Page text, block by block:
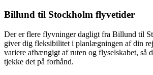
Billund til Stockholm flyvetider
Der er flere flyvninger dagligt fra Billund til
giver dig fleksibilitet i planlægningen af din
variere afhængigt af ruten og flyselskabet, så
tjekke det på forhånd.